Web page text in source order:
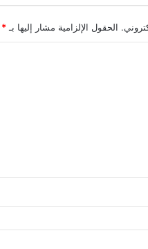
الحقول الإلزامية مشار إليها بـ *